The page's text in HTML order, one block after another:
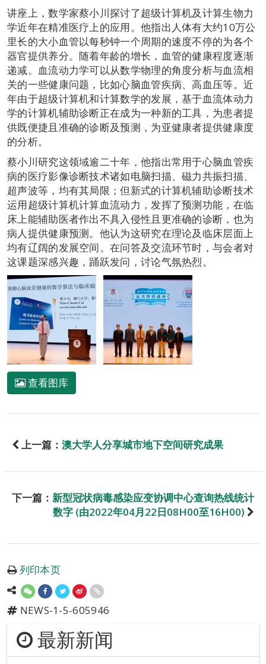
讲座上，数学家蔡小川探讨了超级计算机及计算生物力
学近年在精准医疗上的应用。他指出人体有大约10万公
里长的大小血管以每秒钟一个周期的速度不停的为各个
器官提供养分。随着年龄的增长，血管的健康程度逐渐
递减。血流动力学可以从数学物理的角度分析与血流相
关的一些健康问题，比如心脑血管疾病、高血压等。近
年由于超级计算机和计算数学的发展，基于血流体动力
学的计算机辅助诊断正在成为一种新的工具，为患者提
供既便捷且准确的诊断及预测，为亚健康者提供健康度
的分析。
蔡小川研究这领域逾二十年，他指出常用于心脑血管疾
病的医疗影像诊断技术诸如电脑扫描、磁力共振扫描、
超声波等，均有其局限；但新式的计算机辅助诊断技术
运用超级计算机计算血流动力，发挥了预测功能，在临
床上能辅助医者作出不具入侵性且更准确的诊断，也为
病人提供健康预测。他认为这研究在理论及临床层面上
均有辽阔的发展空间。在问答及交流环节时，与会者对
这课题深感兴趣，踊跃发问，讨论气氛热烈。
查看图库
上一篇： 澳大学人分享城市地下空间研究成果
下一篇： 新型冠状病毒感染应变协调中心查询热线统计
数字 (由2022年04月22日08H00至16H00)
列印本页
NEWS-1-5-605946
最新新闻